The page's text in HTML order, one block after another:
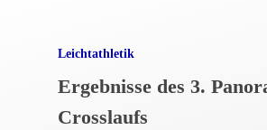
Leichtathletik
Ergebnisse des 3.
Crosslaufs